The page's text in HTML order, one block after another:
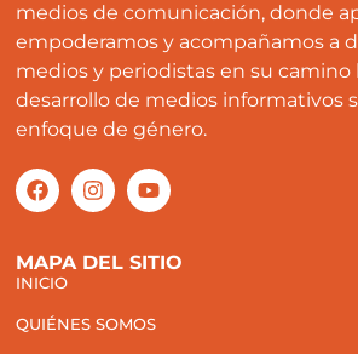
medios de comunicación, donde
empoderamos y acompañamos a
medios y periodistas en su camino
desarrollo de medios informativos
enfoque de género.
MAPA DEL SITIO
INICIO
QUIÉNES SOMOS